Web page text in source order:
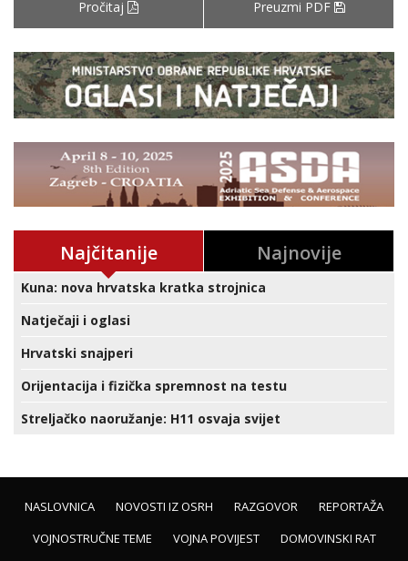
Pročitaj Preuzmi PDF
Najčitanije Najnovije
Kuna: nova hrvatska kratka strojnica
Natječaji i oglasi
Hrvatski snajperi
Orijentacija i fizička spremnost na testu
Streljačko naoružanje: H11 osvaja svijet
NASLOVNICA NOVOSTI IZ OSRH RAZGOVOR
REPORTAŽA
VOJNOSTRUČNE TEME
VOJNA POVIJEST
DOMOVINSKI RAT